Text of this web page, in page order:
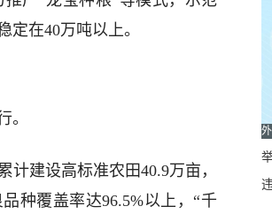
在40万吨以上。
。
建设高标准农田40.9万亩，
种覆盖率达96.5%以上，“千